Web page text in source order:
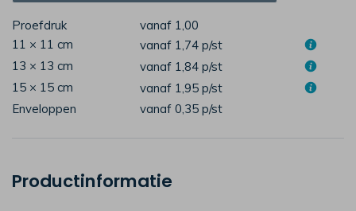
Proefdruk
vanaf 1,00
11 × 11 cm
vanaf 1,74 p/st
13 × 13 cm
vanaf 1,84 p/st
15 × 15 cm
vanaf 1,95 p/st
Enveloppen
vanaf 0,35 p/st
Productinformatie